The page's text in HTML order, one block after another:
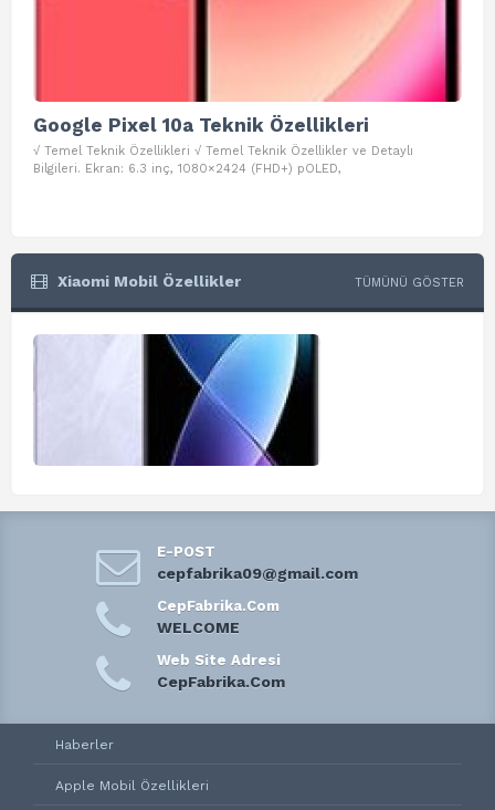
Google Pixel 10a Teknik Özellikleri
√ Temel Teknik Özellikleri √ Temel Teknik Özellikler ve Detaylı
Bilgileri. Ekran: 6.3 inç, 1080×2424 (FHD+) pOLED,
Xiaomi Mobil Özellikler TÜMÜNÜ GÖSTER
E-POST
cepfabrika09@gmail.com
CepFabrika.Com
WELCOME
Web Site Adresi
CepFabrika.Com
Haberler
Apple Mobil Özellikleri